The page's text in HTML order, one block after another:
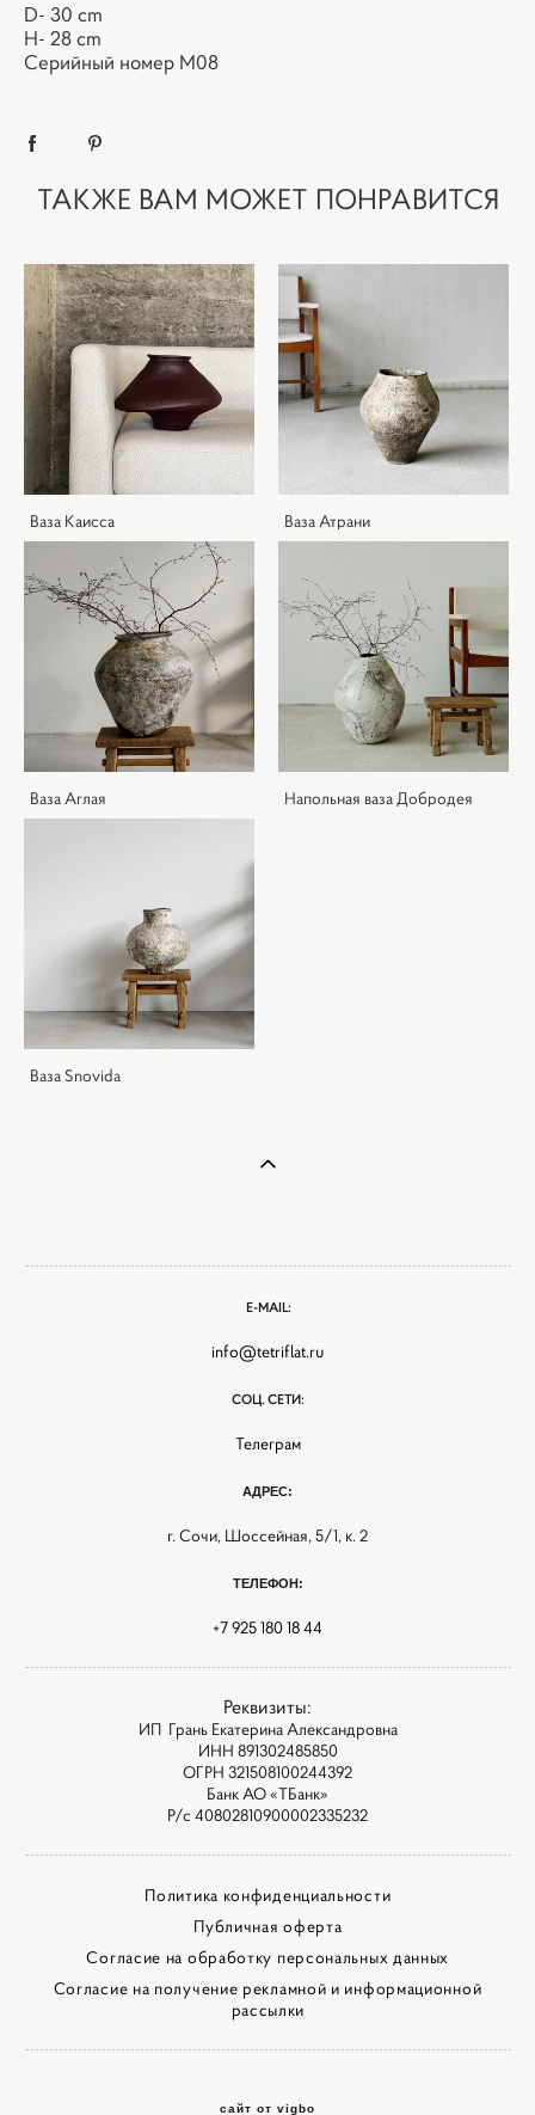
D- 30 cm
H- 28 cm
Серийный номер M08
ТАКЖЕ ВАМ МОЖЕТ ПОНРАВИТСЯ
Ваза Каисса Ваза Атрани
Ваза Аглая Напольная ваза Добродея
Ваза Snovida
E-MAIL:
info@tetriflat.ru
СОЦ. СЕТИ:
Телеграм
АДРЕС:
г. Сочи, Шоссейная, 5/1, к. 2
ТЕЛЕФОН:
+7 925 180 18 44
Реквизиты:
ИП Грань Екатерина Александровна
ИНН 891302485850
ОГРН 321508100244392
Банк АО «ТБанк»
Р/с 40802810900002335232
Политика конфиденциальности
Публичная оферта
Согласие на обработку персональных данных
Согласие на получение рекламной и информационной
рассылки
сайт от vigbo